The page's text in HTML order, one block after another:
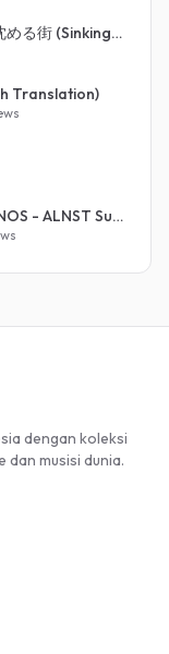
倉橋ヨエコ (Yoeko Kurahashi) - 沈める街 (Sinking Town) (Romanized)
Translation)
AKUGETSU - Mi Vida Loca (VIVINOS - ALNST Sub : Till Part.1)
dengan koleksi
musisi dunia.